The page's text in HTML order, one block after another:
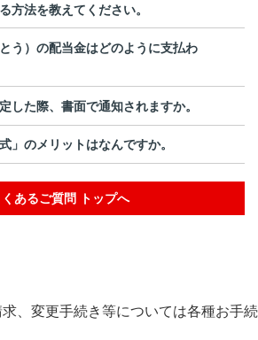
方法を教えてください。
う）の配当金はどのように支払わ
した際、書面で通知されますか。
」のメリットはなんですか。
くあるご質問 トップへ